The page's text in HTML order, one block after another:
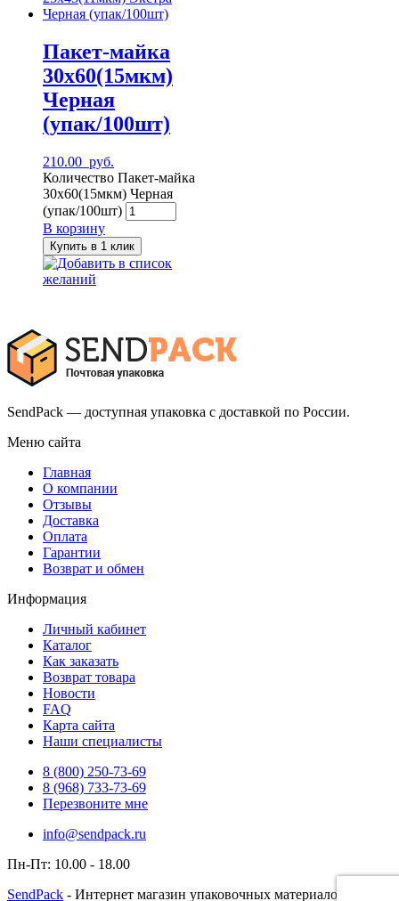
Пакет-майка
30х60(15мкм)
Черная
(упак/100шт)
210.00 руб.
Количество Пакет-майка
30х60(15мкм) Черная
(упак/100шт)
В корзину
Купить в 1 клик
Добавить в список
желаний
SendPack — доступная упаковка с доставкой по России.
Меню сайта
Главная
О компании
Отзывы
Доставка
Оплата
Гарантии
Возврат и обмен
Информация
Личный кабинет
Каталог
Как заказать
Возврат товара
Новости
FAQ
Карта сайта
Наши специалисты
8 (800) 250-73-69
8 (968) 733-73-69
Перезвоните мне
info@sendpack.ru
Пн-Пт: 10.00 - 18.00
SendPack - Интернет магазин упаковочных материалов с